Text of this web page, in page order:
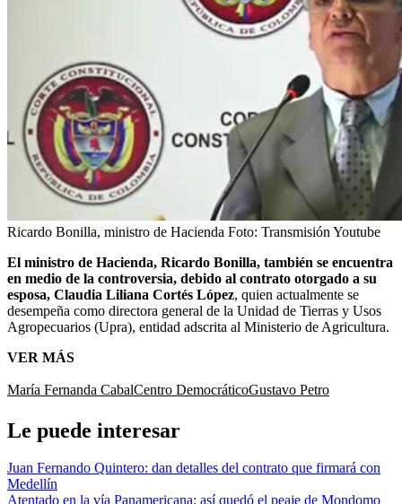
Ricardo Bonilla, ministro de Hacienda Foto: Transmisión Youtube
El ministro de Hacienda, Ricardo Bonilla, también se encuentra
en medio de la controversia, debido al contrato otorgado a su
esposa, Claudia Liliana Cortés López, quien actualmente se
desempeña como directora general de la Unidad de Tierras y Usos
Agropecuarios (Upra), entidad adscrita al Ministerio de Agricultura.
VER MÁS
María Fernanda CabalCentro DemocráticoGustavo Petro
Le puede interesar
Juan Fernando Quintero: dan detalles del contrato que firmará con
Medellín
Atentado en la vía Panamericana: así quedó el peaje de Mondomo